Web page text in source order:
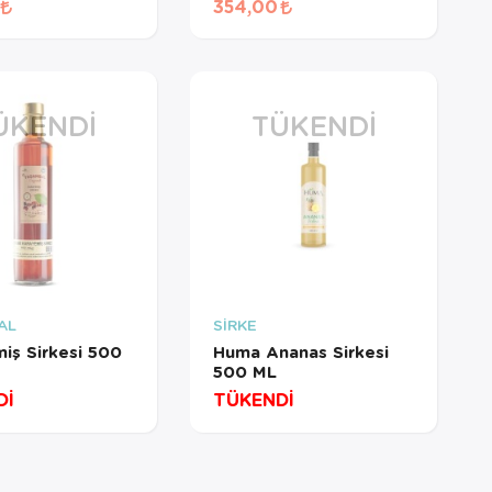
354,00
Sirkesi 500
TÜKENDI
SİRKE
Huma Ananas Sirkesi
500 ML
TÜKENDİ